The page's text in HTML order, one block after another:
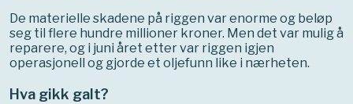
De materielle skadene på riggen var enorme og beløp
seg til flere hundre millioner kroner. Men det var mulig å
reparere, og i juni året etter var riggen igjen
operasjonell og gjorde et oljefunn like i nærheten.
Hva gikk galt?